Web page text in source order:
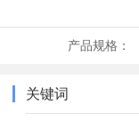
产品规格：
关键词